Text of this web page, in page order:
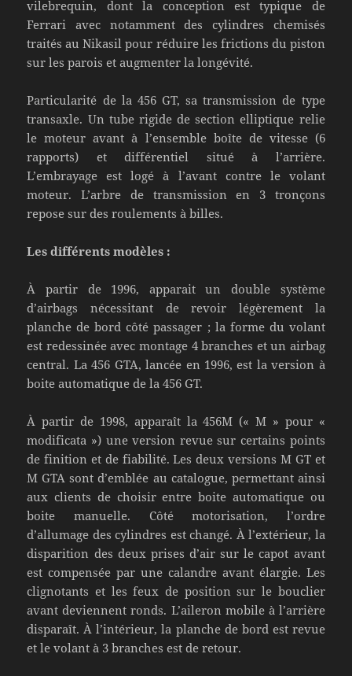
vilebrequin, dont la conception est typique de
Ferrari avec notamment des cylindres chemisés
traités au Nikasil pour réduire les frictions du piston
sur les parois et augmenter la longévité.
Particularité de la 456 GT, sa transmission de type
transaxle. Un tube rigide de section elliptique relie
le moteur avant à l’ensemble boîte de vitesse (6
rapports) et différentiel situé à l’arrière.
L’embrayage est logé à l’avant contre le volant
moteur. L’arbre de transmission en 3 tronçons
repose sur des roulements à billes.
Les différents modèles :
À partir de 1996, apparait un double système
d’airbags nécessitant de revoir légèrement la
planche de bord côté passager ; la forme du volant
est redessinée avec montage 4 branches et un airbag
central. La 456 GTA, lancée en 1996, est la version à
boite automatique de la 456 GT.
À partir de 1998, apparaît la 456M (« M » pour «
modificata ») une version revue sur certains points
de finition et de fiabilité. Les deux versions M GT et
M GTA sont d’emblée au catalogue, permettant ainsi
aux clients de choisir entre boite automatique ou
boite manuelle. Côté motorisation, l’ordre
d’allumage des cylindres est changé. À l’extérieur, la
disparition des deux prises d’air sur le capot avant
est compensée par une calandre avant élargie. Les
clignotants et les feux de position sur le bouclier
avant deviennent ronds. L’aileron mobile à l’arrière
disparaît. À l’intérieur, la planche de bord est revue
et le volant à 3 branches est de retour.